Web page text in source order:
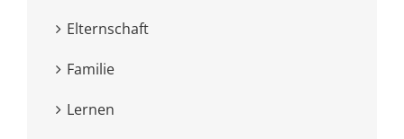
Elternschaft
Familie
Lernen